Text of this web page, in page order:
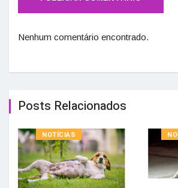
Nenhum comentário encontrado.
Posts Relacionados
NOTÍCIAS